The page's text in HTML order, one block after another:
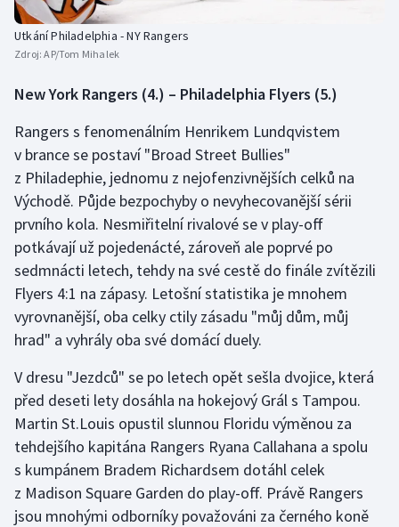
Utkání Philadelphia - NY Rangers
Zdroj:AP/Tom Mihalek
New York Rangers (4.) – Philadelphia Flyers (5.)
Rangers s fenomenálním Henrikem Lundqvistem
v brance se postaví "Broad Street Bullies"
z Philadephie, jednomu z nejofenzivnějších celků na
Východě. Půjde bezpochyby o nevyhecovanější sérii
prvního kola. Nesmiřitelní rivalové se v play-off
potkávají už pojedenácté, zároveň ale poprvé po
sedmnácti letech, tehdy na své cestě do finále zvítězili
Flyers 4:1 na zápasy. Letošní statistika je mnohem
vyrovnanější, oba celky ctily zásadu "můj dům, můj
hrad" a vyhrály oba své domácí duely.
V dresu "Jezdců" se po letech opět sešla dvojice, která
před deseti lety dosáhla na hokejový Grál s Tampou.
Martin St.Louis opustil slunnou Floridu výměnou za
tehdejšího kapitána Rangers Ryana Callahana a spolu
s kumpánem Bradem Richardsem dotáhl celek
z Madison Square Garden do play-off. Právě Rangers
jsou mnohými odborníky považováni za černého koně